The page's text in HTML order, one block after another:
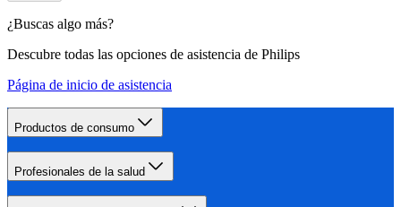
¿Buscas algo más?
Descubre todas las opciones de asistencia de Philips
Página de inicio de asistencia
Productos de consumo
Profesionales de la salud